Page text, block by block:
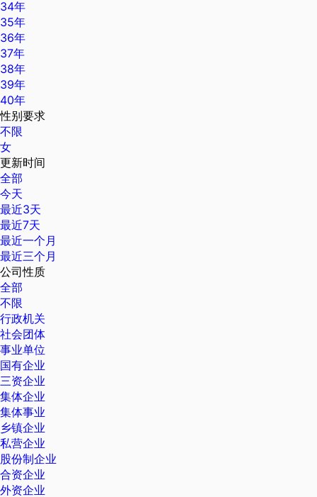
34年
35年
36年
37年
38年
39年
40年
性别要求
不限
女
更新时间
全部
今天
最近3天
最近7天
最近一个月
最近三个月
公司性质
全部
不限
行政机关
社会团体
事业单位
国有企业
三资企业
集体企业
集体事业
乡镇企业
私营企业
股份制企业
合资企业
外资企业